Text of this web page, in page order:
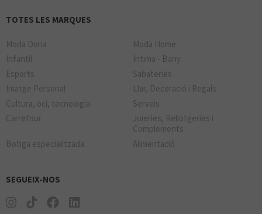
TOTES LES MARQUES
Moda Dona
Moda Home
Infantil
Íntima - Bany
Esports
Sabateries
Imatge Personal
Llar, Decoració i Regals
Cultura, oci, tecnologia
Serveis
Carrefour
Joieries, Rellotgeries i
Complements
Botiga especialitzada
Alimentació
SEGUEIX-NOS